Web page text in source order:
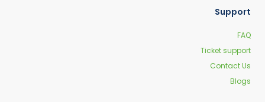
Support
FAQ
Ticket support
Contact Us
Blogs